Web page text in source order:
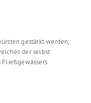
gestärkt werden,
der selbst